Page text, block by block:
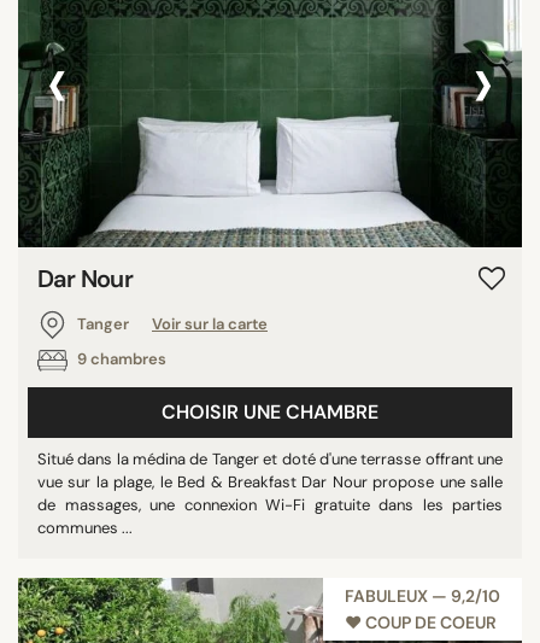
‹ ›
Dar Nour
Tanger
Voir sur la carte
9 chambres
CHOISIR UNE CHAMBRE
Situé dans la médina de Tanger et doté d'une terrasse offrant une
vue sur la plage, le Bed & Breakfast Dar Nour propose une salle
de massages, une connexion Wi-Fi gratuite dans les parties
communes ...
FABULEUX — 9,2/10
♥︎ COUP DE COEUR